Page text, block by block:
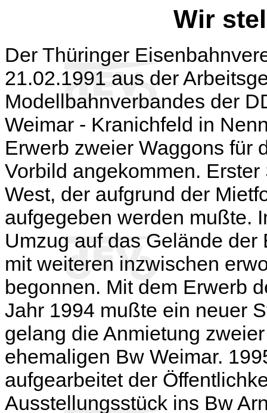
Wir
Der Thüringer
21.02.1991 aus der
Modellbahnverbandes der
Weimar - Kranichfeld in
Erwerb zweier Waggons für
Vorbild angekommen.
West, der aufgrund der
aufgegeben werden mußte.
Umzug auf das Gelände
mit weiteren inzwischen
begonnen. Mit dem Erwerb
Jahr 1994 mußte ein neuer
gelang die Anmietung
ehemaligen Bw Weimar.
aufgearbeitet der
Ausstellungsstück ins Bw